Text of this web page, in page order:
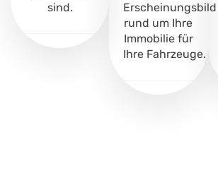
sind.
Erscheinungsbild
rund um Ihre
Immobilie für
Ihre Fahrzeuge.